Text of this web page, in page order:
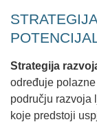
Strategija
određuje
području razvoja
koje predstoji